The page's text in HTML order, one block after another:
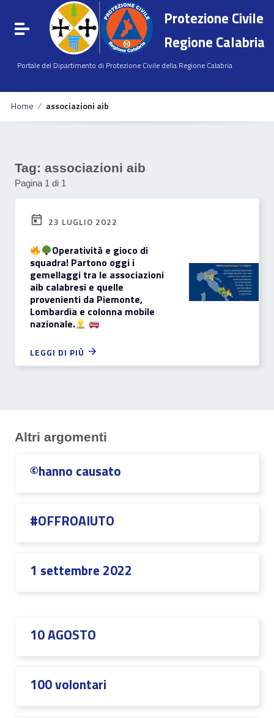
Vai ai contenuti
Vai al menu di navigazione
Vai al footer
Attiva / disattiva la navigazione
Protezione Civile
Regione Calabria
Portale del Dipartimento di Protezione Civile della Regione Calabria
Home / associazioni aib
Tag: associazioni aib
Pagina 1 di 1
23 LUGLIO 2022
Operatività e gioco di
squadra! Partono oggi i
gemellaggi tra le associazioni
aib calabresi e quelle
provenienti da Piemonte,
Lombardia e colonna mobile
nazionale.
LEGGI DI PIÙ
Altri argomenti
©hanno causato
#OFFROAIUTO
1 settembre 2022
10 AGOSTO
100 volontari